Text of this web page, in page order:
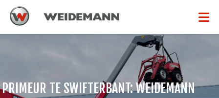
PRIMEUR TE SWIFTERBANT: WEIDEMANN